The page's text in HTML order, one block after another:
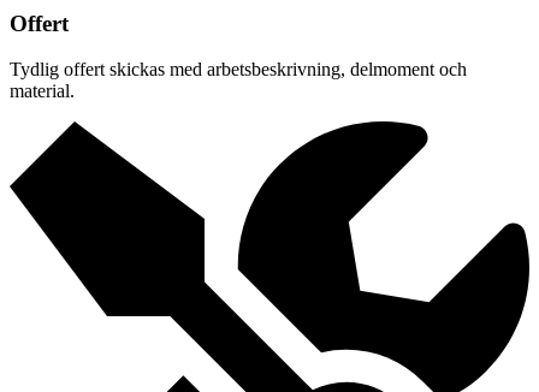
Offert
Tydlig offert skickas med arbetsbeskrivning, delmoment och
material.